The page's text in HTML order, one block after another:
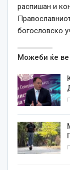
распишан и
богословско
Можеби ќе ве